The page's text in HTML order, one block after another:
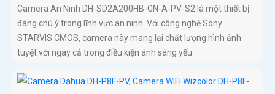
Camera An Ninh DH-SD2A200HB-GN-A-PV-S2 là một thiết bị
đáng chú ý trong lĩnh vực an ninh. Với công nghệ Sony
STARVIS CMOS, camera này mang lại chất lượng hình ảnh
tuyệt vời ngay cả trong điều kiện ánh sáng yếu